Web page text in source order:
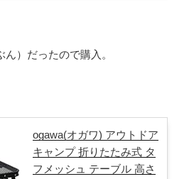
）だったので購入。
ogawa(オガワ) アウトドア
キャンプ 折りたたみ式 タ
フメッシュ テーブル 高さ